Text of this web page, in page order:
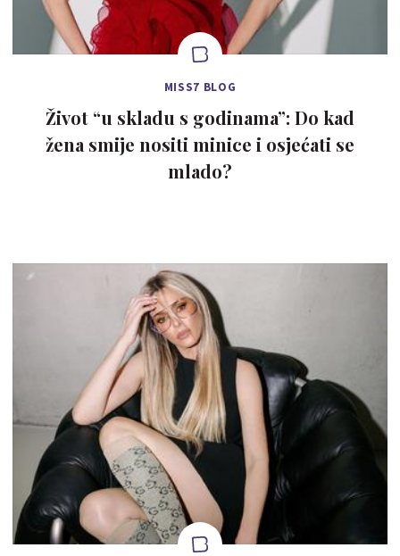
MISS7 BLOG
Život “u skladu s godinama”: Do kad
žena smije nositi minice i osjećati se
mlado?